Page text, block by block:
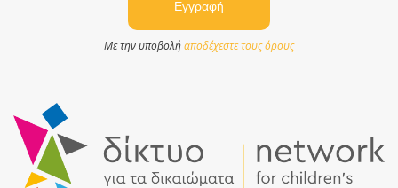
Με την υποβολήαποδέχεστε τους όρους